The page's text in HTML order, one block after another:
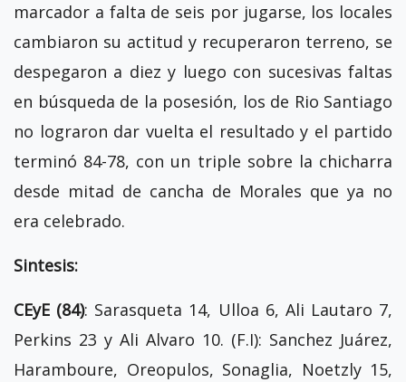
marcador a falta de seis por jugarse, los locales
cambiaron su actitud y recuperaron terreno, se
despegaron a diez y luego con sucesivas faltas
en búsqueda de la posesión, los de Rio Santiago
no lograron dar vuelta el resultado y el partido
terminó 84-78, con un triple sobre la chicharra
desde mitad de cancha de Morales que ya no
era celebrado.
Sintesis:
CEyE (84): Sarasqueta 14, Ulloa 6, Ali Lautaro 7,
Perkins 23 y Ali Alvaro 10. (F.I): Sanchez Juárez,
Haramboure, Oreopulos, Sonaglia, Noetzly 15,